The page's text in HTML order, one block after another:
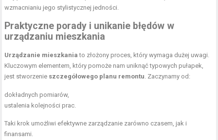
wzmacnianiu jego stylistycznej jedności.
Praktyczne porady i unikanie błędów w
urządzaniu mieszkania
Urządzanie mieszkania to złożony proces, który wymaga dużej uwagi.
Kluczowym elementem, który pomoże nam uniknąć typowych pułapek,
jest stworzenie szczegółowego planu remontu. Zaczynamy od:
dokładnych pomiarów,
ustalenia kolejności prac.
Taki krok umożliwi efektywne zarządzanie zarówno czasem, jak i
finansami.